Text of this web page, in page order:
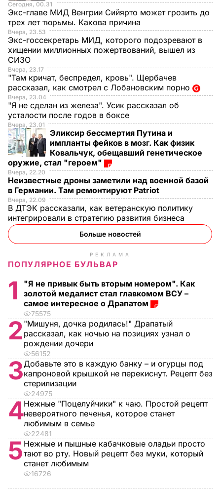
Сегодня, 00.31
Экс-главе МИД Венгрии Сийярто может грозить до
трех лет тюрьмы. Какова причина
Вчера, 23.53
Экс-госсекретарь МИД, которого подозревают в
хищении миллионных пожертвований, вышел из
СИЗО
Вчера, 23.17
"Там кричат, беспредел, кровь". Щербачев
рассказал, как смотрел с Лобановским порно
Вчера, 23.04
"Я не сделан из железа". Усик рассказал об
усталости после годов в боксе
Вчера, 23.01
Эликсир бессмертия Путина и
импланты фейков в мозг. Как физик
Ковальчук, обещавший генетическое
оружие, стал "героем"
Вчера, 22.20
Неизвестные дроны заметили над военной базой
в Германии. Там ремонтируют Patriot
Вчера, 22.09
В ДТЭК рассказали, как ветеранскую политику
интегрировали в стратегию развития бизнеса
Больше новостей
РЕКЛАМА
ПОПУЛЯРНОЕ БУЛЬВАР
1
"Я не привык быть вторым номером". Как
золотой медалист стал главкомом ВСУ –
самое интересное о Драпатом
75575
2 "Мишуня, дочка родилась!" Драпатый
рассказал, как ночью на позициях узнал о
рождении дочери
56152
3Добавьте это в каждую банку – и огурцы под
капроновой крышкой не перекиснут. Рецепт без
стерилизации
24975
4Нежные "Поцелуйчики" к чаю. Простой рецепт
невероятного печенья, которое станет
любимым в семье
22481
5 Нежные и пышные кабачковые оладьи просто
тают во рту. Новый рецепт без муки, который
станет любимым
16726